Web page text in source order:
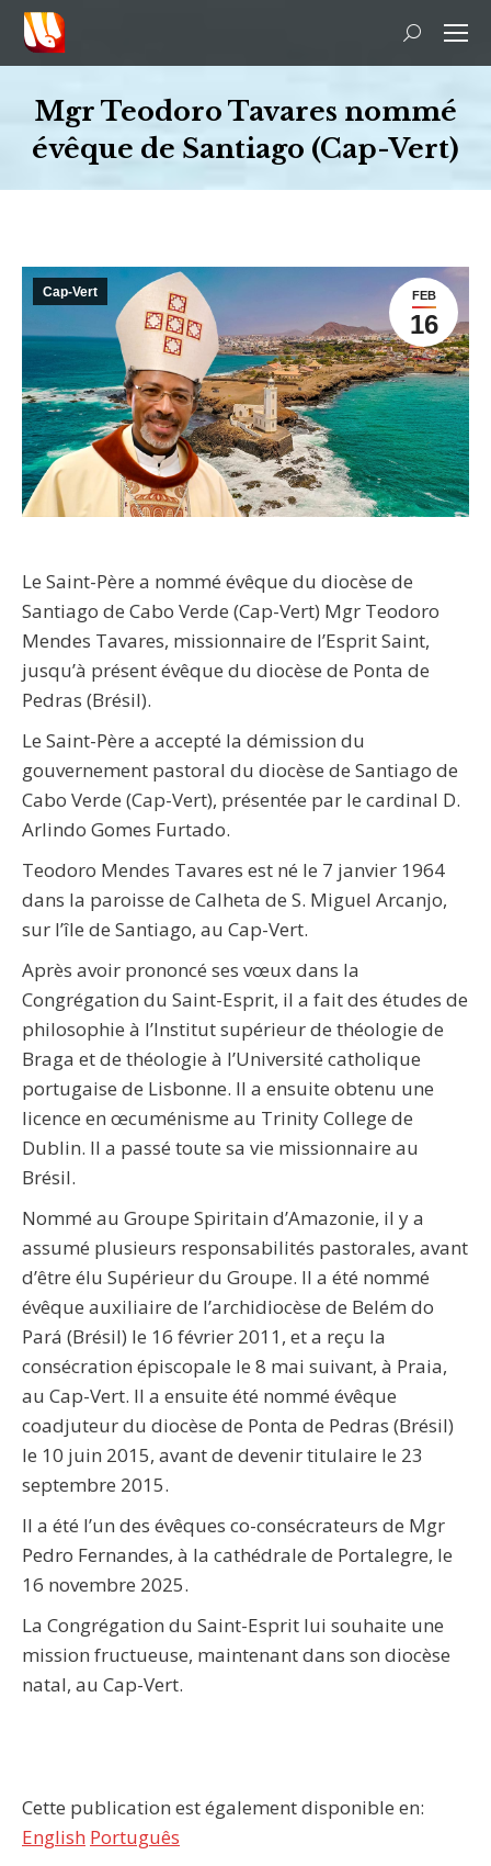
Recherche
:
Mgr Teodoro Tavares nommé
évêque de Santiago (Cap-Vert)
FEB
16
Cap-Vert
Le Saint-Père a nommé évêque du diocèse de
Santiago de Cabo Verde (Cap-Vert) Mgr Teodoro
Mendes Tavares, missionnaire de l’Esprit Saint,
jusqu’à présent évêque du diocèse de Ponta de
Pedras (Brésil).
Le Saint-Père a accepté la démission du
gouvernement pastoral du diocèse de Santiago de
Cabo Verde (Cap-Vert), présentée par le cardinal D.
Arlindo Gomes Furtado.
Teodoro Mendes Tavares est né le 7 janvier 1964
dans la paroisse de Calheta de S. Miguel Arcanjo,
sur l’île de Santiago, au Cap-Vert.
Après avoir prononcé ses vœux dans la
Congrégation du Saint-Esprit, il a fait des études de
philosophie à l’Institut supérieur de théologie de
Braga et de théologie à l’Université catholique
portugaise de Lisbonne. Il a ensuite obtenu une
licence en œcuménisme au Trinity College de
Dublin. Il a passé toute sa vie missionnaire au
Brésil.
Nommé au Groupe Spiritain d’Amazonie, il y a
assumé plusieurs responsabilités pastorales, avant
d’être élu Supérieur du Groupe. Il a été nommé
évêque auxiliaire de l’archidiocèse de Belém do
Pará (Brésil) le 16 février 2011, et a reçu la
consécration épiscopale le 8 mai suivant, à Praia,
au Cap-Vert. Il a ensuite été nommé évêque
coadjuteur du diocèse de Ponta de Pedras (Brésil)
le 10 juin 2015, avant de devenir titulaire le 23
septembre 2015.
Il a été l’un des évêques co-consécrateurs de Mgr
Pedro Fernandes, à la cathédrale de Portalegre, le
16 novembre 2025.
La Congrégation du Saint-Esprit lui souhaite une
mission fructueuse, maintenant dans son diocèse
natal, au Cap-Vert.
Cette publication est également disponible en:
English Português